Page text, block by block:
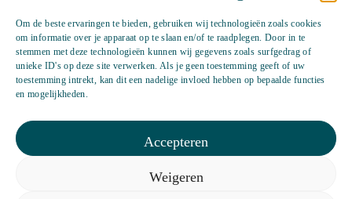
Om de beste ervaringen te bieden, gebruiken wij technologieën zoals cookies
om informatie over je apparaat op te slaan en/of te raadplegen. Door in te
stemmen met deze technologieën kunnen wij gegevens zoals surfgedrag of
unieke ID's op deze site verwerken. Als je geen toestemming geeft of uw
toestemming intrekt, kan dit een nadelige invloed hebben op bepaalde functies
en mogelijkheden.
Accepteren
Weigeren